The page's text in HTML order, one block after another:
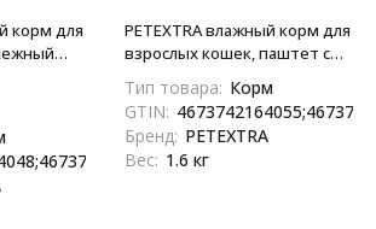
корм для
16 шт
PETEXTRA влажный корм для
взрослых кошек, паштет с
ламистерах - 100 г х 16 шт
Тип товара: Корм
GTIN:
Бренд: PETEXTRA
Вес: 1.6 кг